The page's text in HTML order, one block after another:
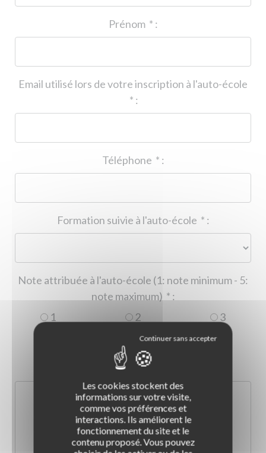
* :
Email utilisé lors de votre inscription à l'auto-école
* :
* :
* :
Note attribuée à l'auto-école (1: note minimum - 5:
* :
1
2
3
5
Les cookies stockent des
informations sur votre visite,
comme vos préférences et
interactions. Ils améliorent le
fonctionnement du site et le
contenu proposé. Vous pouvez